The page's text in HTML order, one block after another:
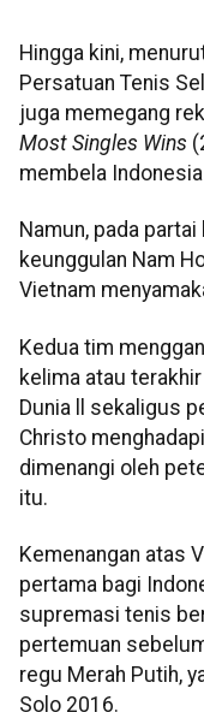
Hingga kini,
Persatuan Tenis
juga memegang
Most Singles Wins
membela
Namun, pada
keunggulan Nam
Vietnam
Kedua tim
kelima atau
Dunia ll sekaligus
Christo
dimenangi oleh
itu.
Kemenangan atas
pertama bagi
supremasi tenis
pertemuan
regu Merah Putih,
Solo 2016.